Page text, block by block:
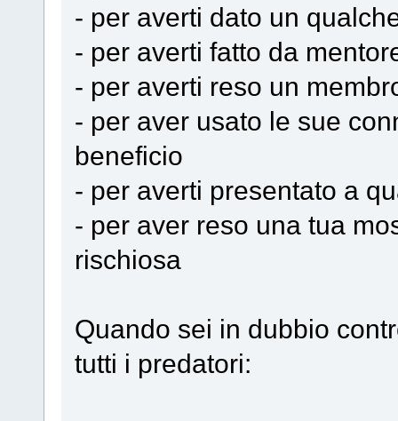
- per averti dato un
- per averti fatto da
- per averti reso un
- per aver usato le sue
beneficio
- per averti presentato a
- per aver reso una tua
rischiosa
Quando sei in dubbio
tutti i predatori: